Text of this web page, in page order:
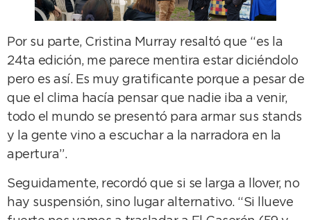
Por su parte, Cristina Murray resaltó que “es la
24ta edición, me parece mentira estar diciéndolo
pero es así. Es muy gratificante porque a pesar de
que el clima hacía pensar que nadie iba a venir,
todo el mundo se presentó para armar sus stands
y la gente vino a escuchar a la narradora en la
apertura”.
Seguidamente, recordó que si se larga a llover, no
hay suspensión, sino lugar alternativo. “Si llueve